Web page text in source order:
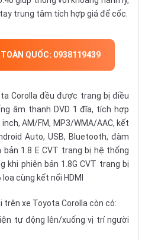
trung tâm tích hợp giá để cốc.
TOÀN QUỐC: 0938119439
Corolla đều được trang bị điều
âm thanh DVD 1 đĩa, tích hợp
AM/FM, MP3/WMA/AAC, kết
Auto, USB, Bluetooth, đàm
bản 1.8 E CVT trang bị hệ thống
khi phiên bản 1.8G CVT trang bị
cùng kết nối HDMI
trên xe Toyota Corolla còn có:
tự động lên/xuống vị trí người